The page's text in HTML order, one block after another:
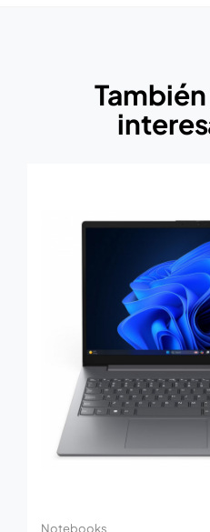
Notebooks